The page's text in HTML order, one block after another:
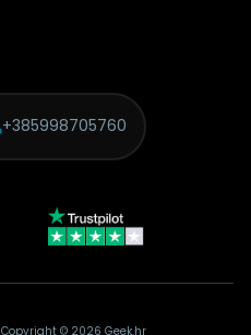
+385998705760
Copyright © 2026 Geek.hr